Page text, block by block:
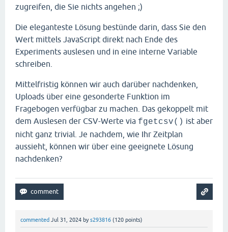
zugreifen, die Sie nichts angehen ;)
Die eleganteste Lösung bestünde darin, dass Sie den
Wert mittels JavaScript direkt nach Ende des
Experiments auslesen und in eine interne Variable
schreiben.
Mittelfristig können wir auch darüber nachdenken,
Uploads über eine gesonderte Funktion im
Fragebogen verfügbar zu machen. Das gekoppelt mit
dem Auslesen der CSV-Werte via fgetcsv() ist aber
nicht ganz trivial. Je nachdem, wie Ihr Zeitplan
aussieht, können wir über eine geeignete Lösung
nachdenken?
commented Jul 31, 2024 bys293816 (120 points)